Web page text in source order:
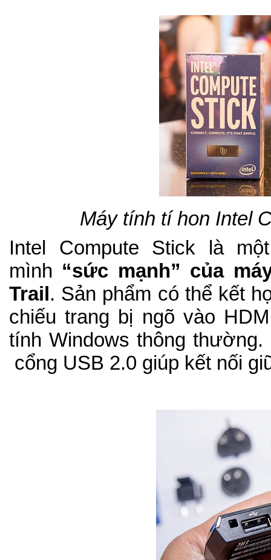
Máy tính tí hon Intel
Intel Compute Stick là
mình “sức mạnh” của
Trail. Sản phẩm có thể kết
chiếu trang bị ngõ vào
tính Windows thông
cổng USB 2.0 giúp kết nối